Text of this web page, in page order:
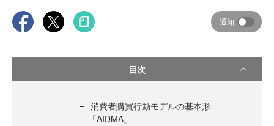
通知
目次
消費者購買行動モデルの基本形
「AIDMA」